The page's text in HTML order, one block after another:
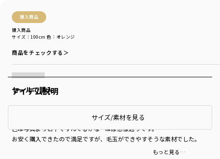
購入商品
購入商品
サイズ：100cm 色：オレンジ
商品をチェックする＞
セールで購入
９０センチちょいくらいの普通体型３歳児、１００がジャストサイズです。
重ね着も考えると１１０でもよかったかも？
色は写真より若干くすんでるかな…ほぼ想像通りです。
お安く購入できたので満足ですが、毛玉ができやすそうな素材でした。
もっと見る…
アイテム説明
サイズ/素材を見る